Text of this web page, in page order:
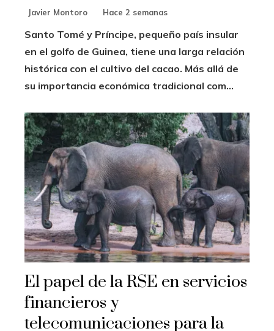
Javier Montoro Hace 2 semanas
Santo Tomé y Príncipe, pequeño país insular
en el golfo de Guinea, tiene una larga relación
histórica con el cultivo del cacao. Más allá de
su importancia económica tradicional com...
El papel de la RSE en servicios
financieros y
telecomunicaciones para la